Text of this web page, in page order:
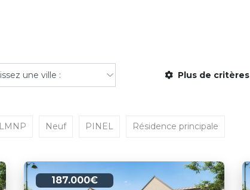
Plus de critères
LMNP Neuf PINEL Résidence principale
187.000€